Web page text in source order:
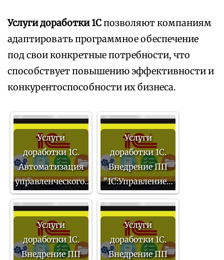
Услуги доработки 1Спозволяют компаниям
адаптировать программное обеспечение
под свои конкретные потребности, что
способствует повышению эффективности и
конкурентоспособности их бизнеса.
Услуги
доработки 1С.
Автоматизация
управленческого…
Услуги
доработки 1С.
Внедрение ПП
"1С:Управление…
Услуги
доработки 1С.
Внедрение ПП
Услуги
доработки 1С.
Внедрение ПП